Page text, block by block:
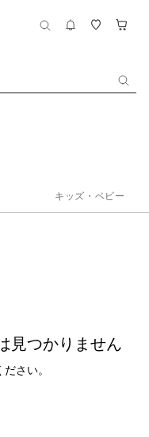
キッズ・ベビー
見つかりません
さい。